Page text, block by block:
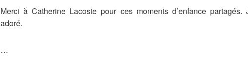
Merci à Catherine Lacoste pour ces moments d’enfance partagés.
adoré.
…